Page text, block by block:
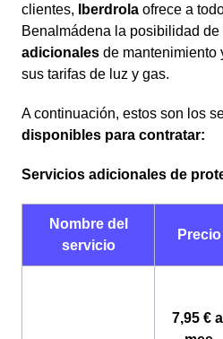
clientes,
Iberdrola ofrece a
Benalmádena la posibilidad de
adicionales de mantenimiento
sus tarifas de luz y gas.
A continuación, estos son los
disponibles para contratar:
Servicios adicionales de
Nombre del
servicio
Precio
7,95 € al